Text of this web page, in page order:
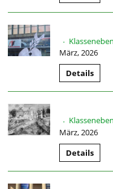
·
März, 2026
Details
·
März, 2026
Details